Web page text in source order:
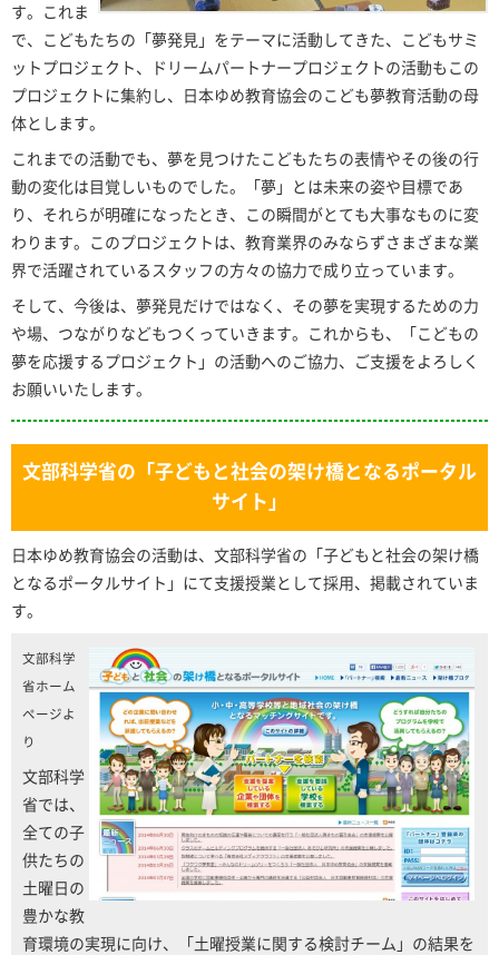
す。これま
で、こどもたちの「夢発見」をテーマに活動してきた、こどもサミ
ットプロジェクト、ドリームパートナープロジェクトの活動もこの
プロジェクトに集約し、日本ゆめ教育協会のこども夢教育活動の母
体とします。
これまでの活動でも、夢を見つけたこどもたちの表情やその後の行
動の変化は目覚しいものでした。「夢」とは未来の姿や目標であ
り、それらが明確になったとき、この瞬間がとても大事なものに変
わります。このプロジェクトは、教育業界のみならずさまざまな業
界で活躍されているスタッフの方々の協力で成り立っています。
そして、今後は、夢発見だけではなく、その夢を実現するための力
や場、つながりなどもつくっていきます。これからも、「こどもの
夢を応援するプロジェクト」の活動へのご協力、ご支援をよろしく
お願いいたします。
文部科学省の「子どもと社会の架け橋となるポータル
サイト」
日本ゆめ教育協会の活動は、文部科学省の「子どもと社会の架け橋
となるポータルサイト」にて支援授業として採用、掲載されていま
す。
文部科学
省ホーム
ページよ
り
文部科学
省では、
全ての子
供たちの
土曜日の
豊かな教
育環境の実現に向け、「土曜授業に関する検討チーム」の結果を